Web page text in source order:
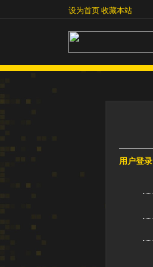
收藏本站设为首页收藏本站
用户登录